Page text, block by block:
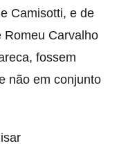
Camisotti, e de
Romeu Carvalho
fossem
não em conjunto